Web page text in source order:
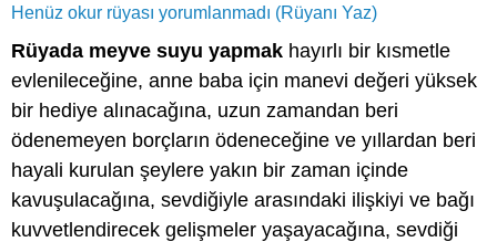
Henüz okur rüyası yorumlanmadı (Rüyanı Yaz)
Rüyada meyve suyu yapmak hayırlı bir kısmetle
evlenileceğine, anne baba için manevi değeri yüksek
bir hediye alınacağına, uzun zamandan beri
ödenemeyen borçların ödeneceğine ve yıllardan beri
hayali kurulan şeylere yakın bir zaman içinde
kavuşulacağına, sevdiğiyle arasındaki ilişkiyi ve bağı
kuvvetlendirecek gelişmeler yaşayacağına, sevdiği